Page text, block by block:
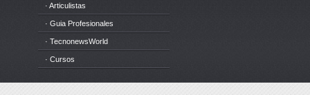
· Articulistas
· Guia Profesionales
· TecnonewsWorld
· Cursos